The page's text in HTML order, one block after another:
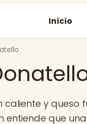
Inicio
caliente y queso
entiende que